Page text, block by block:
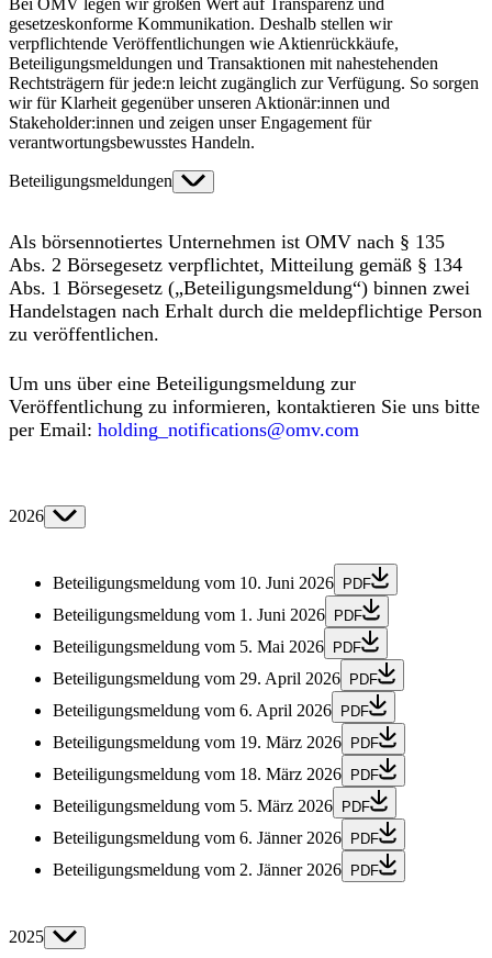
Bei OMV legen wir großen Wert auf Transparenz und
gesetzeskonforme Kommunikation. Deshalb stellen wir
verpflichtende Veröffentlichungen wie Aktienrückkäufe,
Beteiligungsmeldungen und Transaktionen mit nahestehenden
Rechtsträgern für jede:n leicht zugänglich zur Verfügung. So sorgen
wir für Klarheit gegenüber unseren Aktionär:innen und
Stakeholder:innen und zeigen unser Engagement für
verantwortungsbewusstes Handeln.
Beteiligungsmeldungen
Als börsennotiertes Unternehmen ist OMV nach § 135
Abs. 2 Börsegesetz verpflichtet, Mitteilung gemäß § 134
Abs. 1 Börsegesetz („Beteiligungsmeldung“) binnen zwei
Handelstagen nach Erhalt durch die meldepflichtige Person
zu veröffentlichen.
Um uns über eine Beteiligungsmeldung zur
Veröffentlichung zu informieren, kontaktieren Sie uns bitte
per Email: holding_notifications@omv.com
2026
Beteiligungsmeldung vom 10. Juni 2026 PDF
Beteiligungsmeldung vom 1. Juni 2026 PDF
Beteiligungsmeldung vom 5. Mai 2026 PDF
Beteiligungsmeldung vom 29. April 2026 PDF
Beteiligungsmeldung vom 6. April 2026 PDF
Beteiligungsmeldung vom 19. März 2026 PDF
Beteiligungsmeldung vom 18. März 2026 PDF
Beteiligungsmeldung vom 5. März 2026 PDF
Beteiligungsmeldung vom 6. Jänner 2026 PDF
Beteiligungsmeldung vom 2. Jänner 2026 PDF
2025